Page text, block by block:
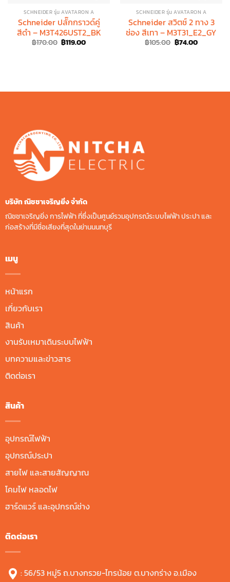
SCHNEIDER รุ่น AVATARON A
Schneider ปลั๊กกราวด์คู่
สีดำ – M3T426UST2_BK
฿170.00 Original
price
฿119.00Current
SCHNEIDER รุ่น AVATARON A
Schneider สวิตช์ 2 ทาง 3
ช่อง สีเทา – M3T31_E2_GY
฿105.00 Original
price
฿74.00Current
price
บริษัท ณิชชาเจริญยิ่ง จํากัด
ณิชชาเจริญยิ่ง การไฟฟ้า ที่ซึ่งเป็นศูนย์รวมอุปกรณ์ระบบไฟฟ้า ประปา และ
ก่อสร้างที่มีชื่อเสียงที่สุดในย่านนนทบุรี
เมนู
หน้าแรก
เกี่ยวกับเรา
สินค้า
งานรับเหมาเดินระบบไฟฟ้า
บทความและข่าวสาร
ติดต่อเรา
สินค้า
อุปกรณ์ไฟฟ้า
อุปกรณ์ประปา
สายไฟ และสายสัญญาณ
โคมไฟ หลอดไฟ
ฮาร์ดแวร์ และอุปกรณ์ช่าง
ติดต่อเรา
: 56/53 หมู่5 ถ.บางกรวย-ไทรน้อย ต.บางกร่าง อ.เมือง